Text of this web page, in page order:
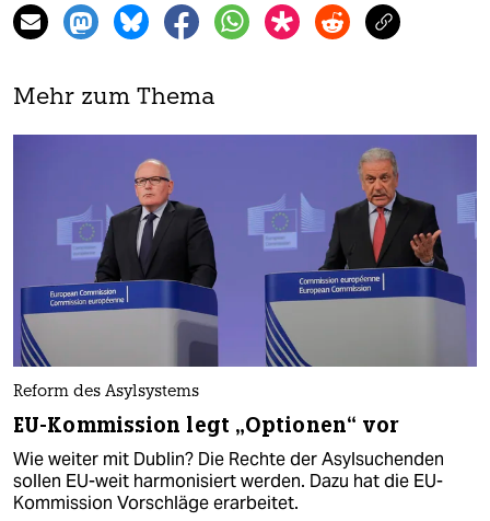
Mehr zum Thema
Reform des Asylsystems
EU-Kommission legt „Optionen“ vor
Wie weiter mit Dublin? Die Rechte der Asylsuchenden
sollen EU-weit harmonisiert werden. Dazu hat die EU-
Kommission Vorschläge erarbeitet.